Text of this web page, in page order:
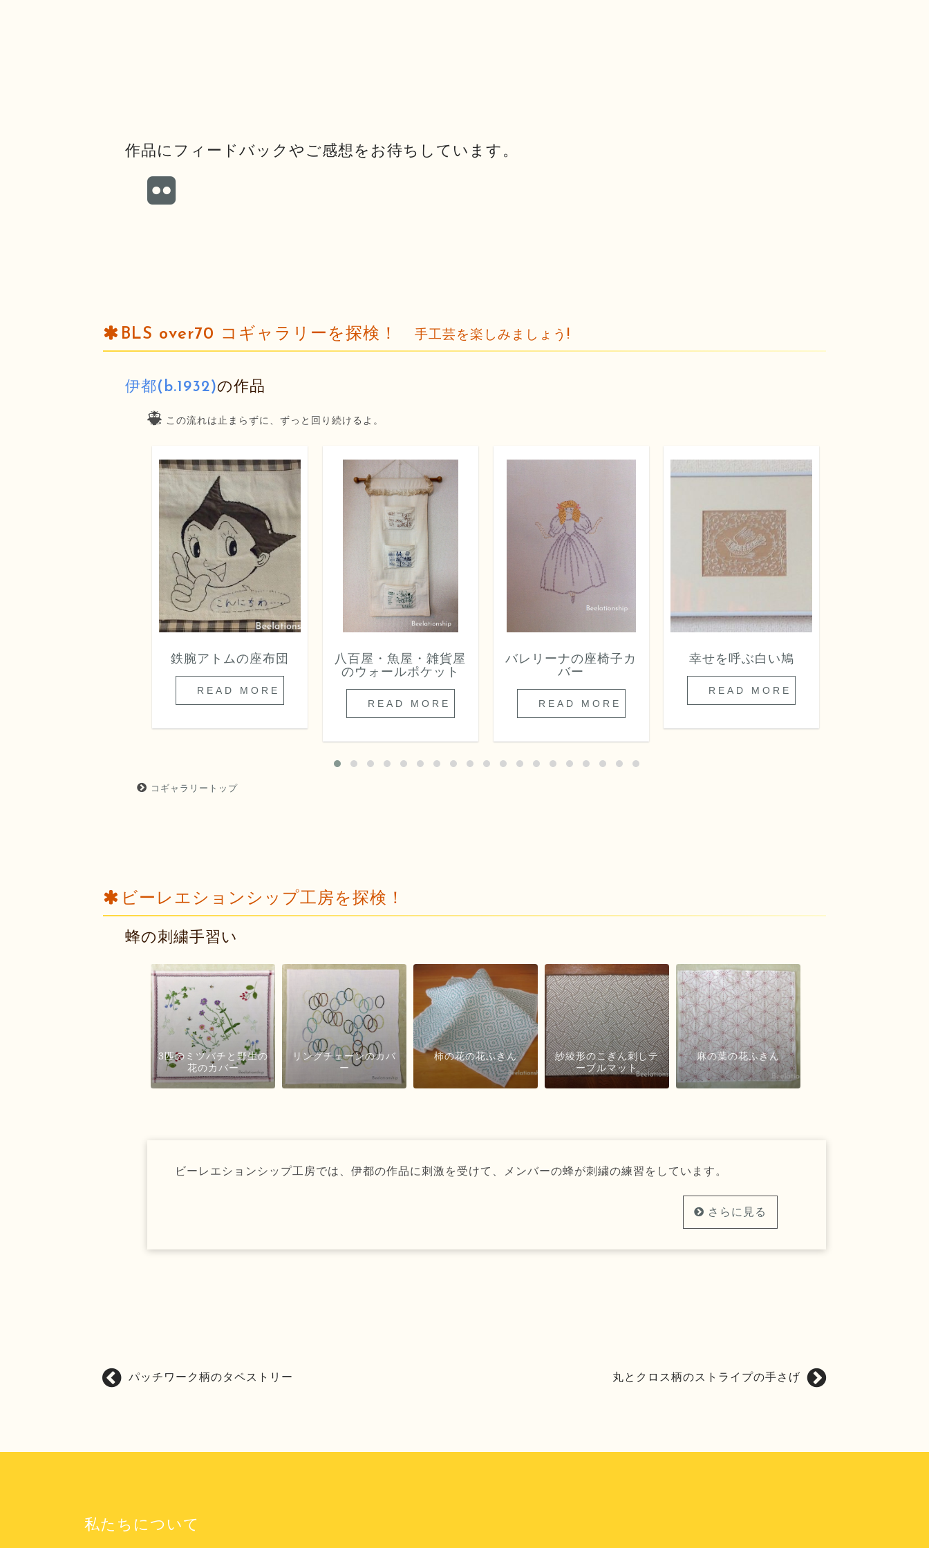
作品にフィードバックやご感想をお待ちしています。
BLS over70 コギャラリーを探検！ 手工芸を楽しみましょう!
伊都(b.1932)の作品
この流れは止まらずに、ずっと回り続けるよ。
鉄腕アトムの座布団
READ MORE
八百屋・魚屋・雑貨屋
のウォールポケット
READ MORE
バレリーナの座椅子カ
バー
READ MORE
幸せを呼ぶ白い鳩
READ MORE
コギャラリートップ
ビーレエションシップ工房を探検！
蜂の刺繍手習い
3匹のミツバチと野生の
花のカバー
リングチェーンのカバ
ー
柿の花の花ふきん
紗綾形のこぎん刺しテ
ーブルマット
麻の葉の花ふきん
ビーレエションシップ工房では、伊都の作品に刺激を受けて、メンバーの蜂が刺繍の練習をしています。
さらに見る
投
ョ
パッチワーク柄のタペストリー 丸とクロス柄のストライプの手さげ
私たちについて